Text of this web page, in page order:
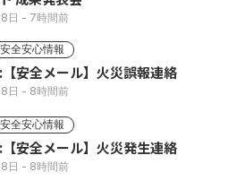
日 - 7時間前
安全安心情報
安全メール】火災誤報連絡
日 - 8時間前
安全安心情報
安全メール】火災発生連絡
日 - 8時間前